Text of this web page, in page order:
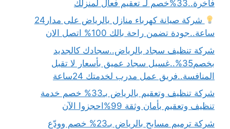
فاخرة..33%خصم لـ تعقيم فعال لمنزلك
شركة صيانة كهرباء منازل بالرياض على مدار24
ساعة..جودة تضمن راحة بالك 100% اتصل الان
شركة تنظيف سجاد بالرياض..سجادك كالجديد
بخصم35%..غسيل سجاد عميق بأسعار لا تقبل
المنافسة..فريق عمل مدرب لخدمتك 24ساعة
شركة تنظيف وتعقيم بالرياض بـ33% خصم خدمة
تنظيف وتعقيم بأمان وثقة 99%احجزوا الآن
شركة ترميم مسابح بالرياض بـ23% خصم وودّع